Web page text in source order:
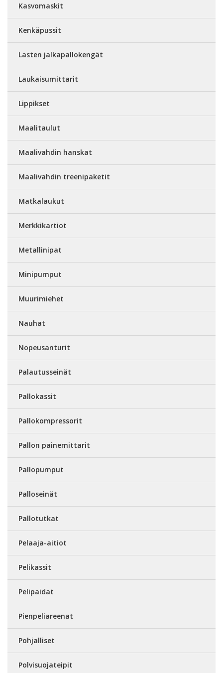
Kasvomaskit
Kenkäpussit
Lasten jalkapallokengät
Laukaisumittarit
Lippikset
Maalitaulut
Maalivahdin hanskat
Maalivahdin treenipaketit
Matkalaukut
Merkkikartiot
Metallinipat
Minipumput
Muurimiehet
Nauhat
Nopeusanturit
Palautusseinät
Pallokassit
Pallokompressorit
Pallon painemittarit
Pallopumput
Palloseinät
Pallotutkat
Pelaaja-aitiot
Pelikassit
Pelipaidat
Pienpeliareenat
Pohjalliset
Polvisuojateipit